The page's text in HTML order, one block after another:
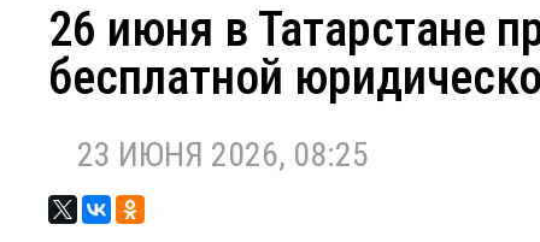
26 июня в Татарстане
бесплатной
23 ИЮНЯ 2026, 08:25